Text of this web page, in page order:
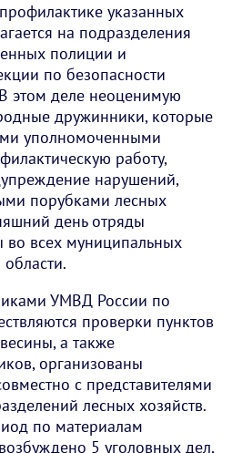
указанных
на подразделения
полиции и
по безопасности
этом деле неоценимую
дружинники, которые
уполномоченными
работу,
нарушений,
порубками лесных
день отряды
во всех муниципальных
УМВД России по
проверки пунктов
а также
организованы
с представителями
лесных хозяйств.
по материалам
5 уголовных дел,